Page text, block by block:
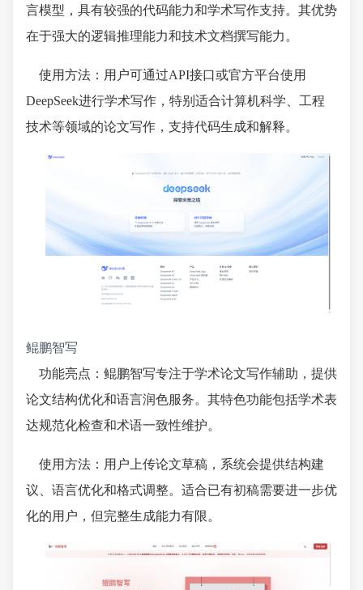
言模型，具有较强的代码能力和学术写作支持。其优势
在于强大的逻辑推理能力和技术文档撰写能力。
使用方法：用户可通过API接口或官方平台使用
DeepSeek进行学术写作，特别适合计算机科学、工程
技术等领域的论文写作，支持代码生成和解释。
鲲鹏智写
功能亮点：鲲鹏智写专注于学术论文写作辅助，提供
论文结构优化和语言润色服务。其特色功能包括学术表
达规范化检查和术语一致性维护。
使用方法：用户上传论文草稿，系统会提供结构建
议、语言优化和格式调整。适合已有初稿需要进一步优
化的用户，但完整生成能力有限。